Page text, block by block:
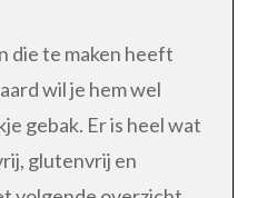
die te maken heeft
wil je hem wel
gebak. Er is heel wat
glutenvrij en